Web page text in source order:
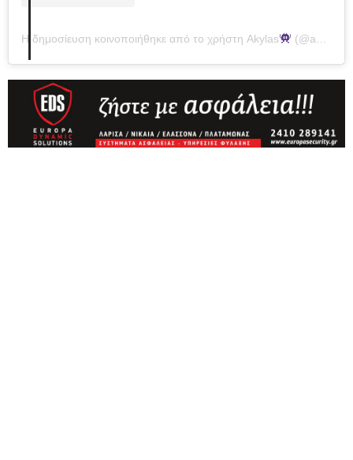
Η δημοσίευση κοινοποιήθηκε από το χρήστη Akylas (@akylas__)